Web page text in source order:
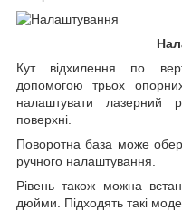
Кут відхилення по
допомогою трьох
налаштувати лазерний
поверхні.
Поворотна база може
ручного налаштування.
Рівень також можна
дюйми. Підходять такі